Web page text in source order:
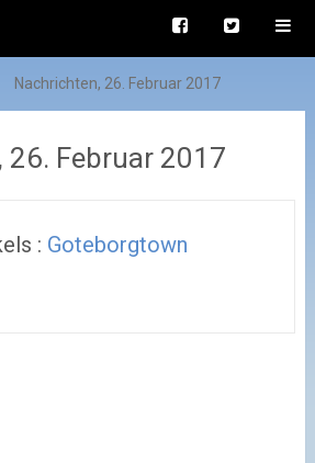
Nachrichten, 26. Februar 2017
26. Februar 2017
: Goteborgtown